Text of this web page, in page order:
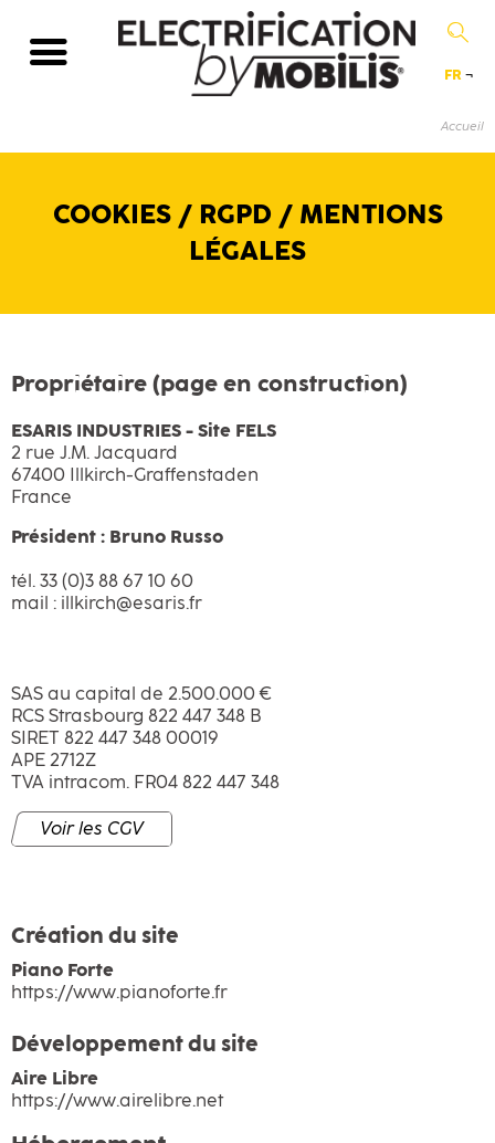
FR ¬
Accueil
COOKIES / RGPD / MENTIONS
LÉGALES
Propriétaire (page en construction)
ESARIS INDUSTRIES - Site FELS
2 rue J.M. Jacquard
67400 Illkirch-Graffenstaden
France
Président : Bruno Russo
tél. 33 (0)3 88 67 10 60
mail : illkirch@esaris.fr
SAS au capital de 2.500.000 €
RCS Strasbourg 822 447 348 B
SIRET 822 447 348 00019
APE 2712Z
TVA intracom. FR04 822 447 348
Voir les CGV
Création du site
Piano Forte
https://www.pianoforte.fr
Développement du site
Aire Libre
https://www.airelibre.net